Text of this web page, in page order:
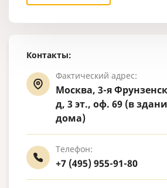
Контакты:
Фактический адрес:
Москва, 3-я
д, 3 эт., оф. 69 (в
дома)
Телефон:
+7 (495) 955-91-80